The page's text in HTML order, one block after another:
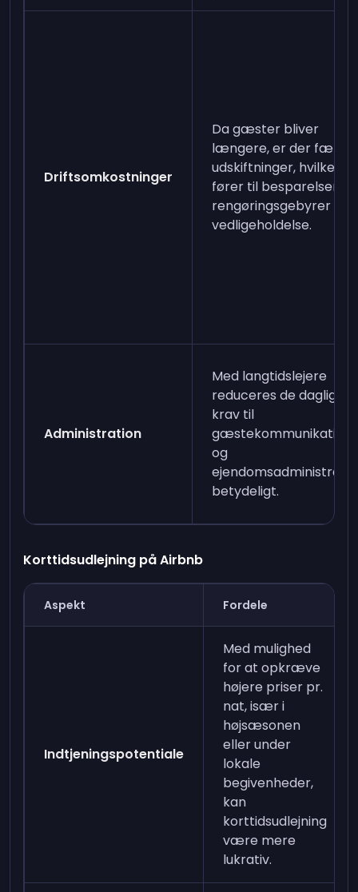
Driftsomkostninger
Da gæster bliver
længere, er der færre
udskiftninger, hvilket
fører til besparelser på
rengøringsgebyrer og
vedligeholdelse.
Administration
Med langtidslejere
reduceres de daglige
krav til
gæstekommunikation
og
betydeligt.
Korttidsudlejning på Airbnb
Aspekt Fordele
Indtjeningspotentiale
Med mulighed
for at opkræve
højere priser pr.
nat, især i
højsæsonen
eller under
lokale
begivenheder,
kan
korttidsudlejning
være mere
lukrativ.